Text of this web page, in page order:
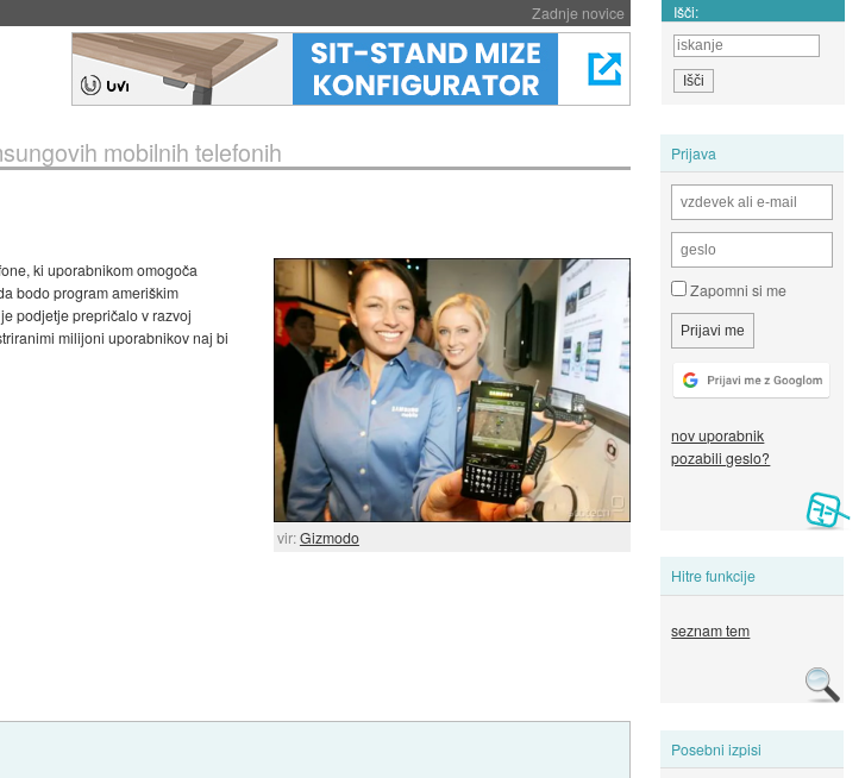
Zadnje novice Išči:
Prijava
Zapomni si me
nov uporabnik
pozabili geslo?
Hitre funkcije
seznam tem
Posebni izpisi
mobilnih telefonih
vir:Gizmodo
ki uporabnikom omogoča
bodo program ameriškim
podjetje prepričalo v razvoj
milijoni uporabnikov naj bi